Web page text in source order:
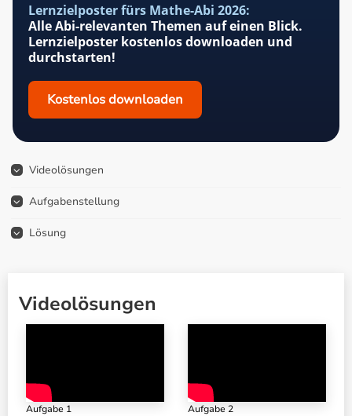
Lernzielposter fürs Mathe-Abi 2026:
Alle Abi-relevanten Themen auf einen Blick.
Lernzielposter kostenlos downloaden und
durchstarten!
Kostenlos downloaden
Videolösungen
Aufgabenstellung
Lösung
Videolösungen
Aufgabe 1 Aufgabe 2